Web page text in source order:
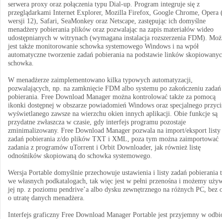
serwera proxy oraz połączenia typu Dial-up. Program integruje się z
przeglądarkami Internet Explorer, Mozilla Firefox, Google Chrome, Opera
wersji 12), Safari, SeaMonkey oraz Netscape, zastępując ich domyślne
menadżery pobierania plików oraz pozwalając na zapis materiałów wideo
udostępnianych w witrynach (wymagana instalacja rozszerzenia FDM).
jest także monitorowanie schowka systemowego Windows i na wpół
automatyczne tworzenie zadań pobierania na podstawie linków
schowka.
W menadżerze zaimplementowano kilka typowych automatyzacji,
pozwalających, np. na zamknięcie FDM albo systemu po zakończeniu zadań
pobierania. Free Download Manager można kontrolować także za pomocą
ikonki dostępnej w obszarze powiadomień Windows oraz specjalnego
wyświetlanego zawsze na wierzchu okien innych aplikacji. Obie funkcje są
przydatne zwłaszcza w czasie, gdy interfejs programu pozostaje
zminimalizowany. Free Download Manager pozwala na import/eksport listy
zadań pobierania z/do plików TXT i XML, poza tym można zaimportować
zadania z programów uTorrent i Orbit Downloader, jak również listę
odnośników skopiowaną do schowka systemowego.
Wersja Portable domyślnie przechowuje ustawienia i listy zadań pobierania
we własnych podkatalogach, tak więc jest w pełni przenośna i możemy
jej np. z poziomu pendrive’a albo dysku zewnętrznego na różnych PC, bez
o utratę danych menadżera.
Interfejs graficzny Free Download Manager Portable jest przyjemny w